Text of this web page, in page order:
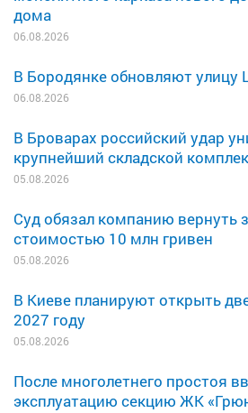
дома
06.08.2026
В Бородянке обновляют улицу
06.08.2026
В Броварах российский удар
крупнейший складской
05.08.2026
Суд обязал компанию вернуть
стоимостью 10 млн гривен
05.08.2026
В Киеве планируют открыть
2027 году
05.08.2026
После многолетнего простоя
эксплуатацию секцию ЖК